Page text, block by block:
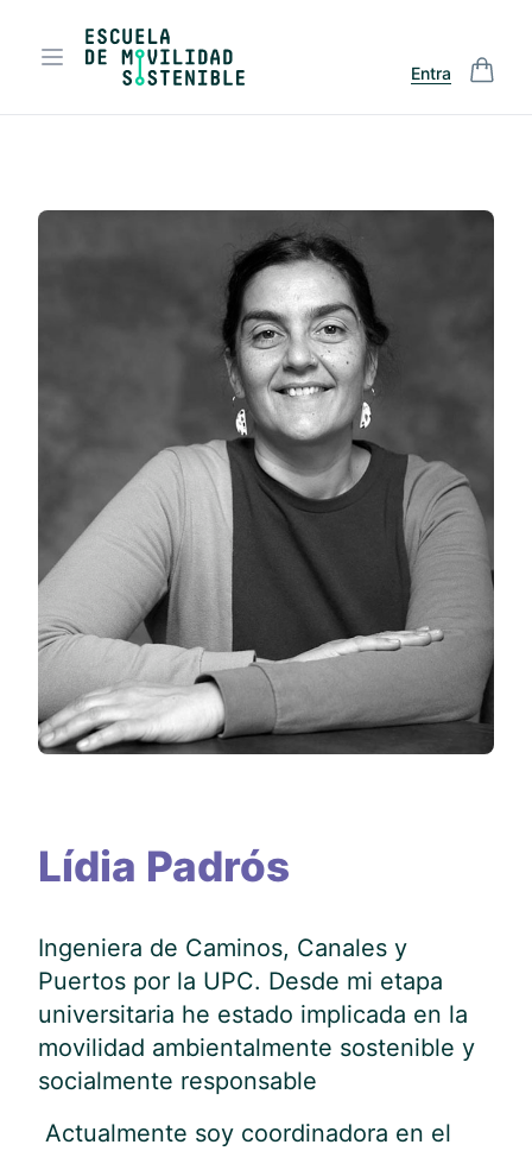
Entra
Lídia Padrós
Ingeniera de Caminos, Canales y
Puertos por la UPC. Desde mi etapa
universitaria he estado implicada en la
movilidad ambientalmente sostenible y
socialmente responsable
Actualmente soy coordinadora en el